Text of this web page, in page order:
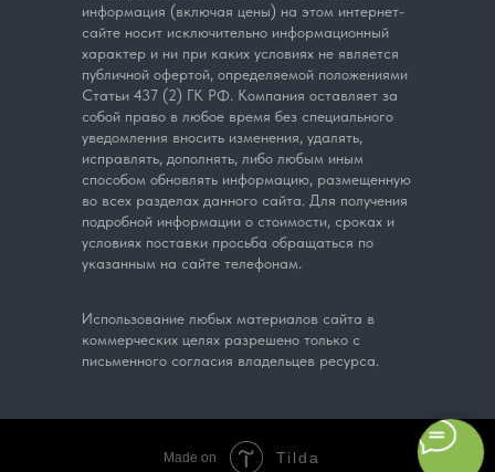
информация (включая цены) на этом интернет-
сайте носит исключительно информационный
характер и ни при каких условиях не является
публичной офертой, определяемой положениями
Статьи 437 (2) ГК РФ. Компания оставляет за
собой право в любое время без специального
уведомления вносить изменения, удалять,
исправлять, дополнять, либо любым иным
способом обновлять информацию, размещенную
во всех разделах данного сайта. Для получения
подробной информации о стоимости, сроках и
условиях поставки просьба обращаться по
указанным на сайте телефонам.
Использование любых материалов сайта в
коммерческих целях разрешено только с
письменного согласия владельцев ресурса.
Made on Tilda